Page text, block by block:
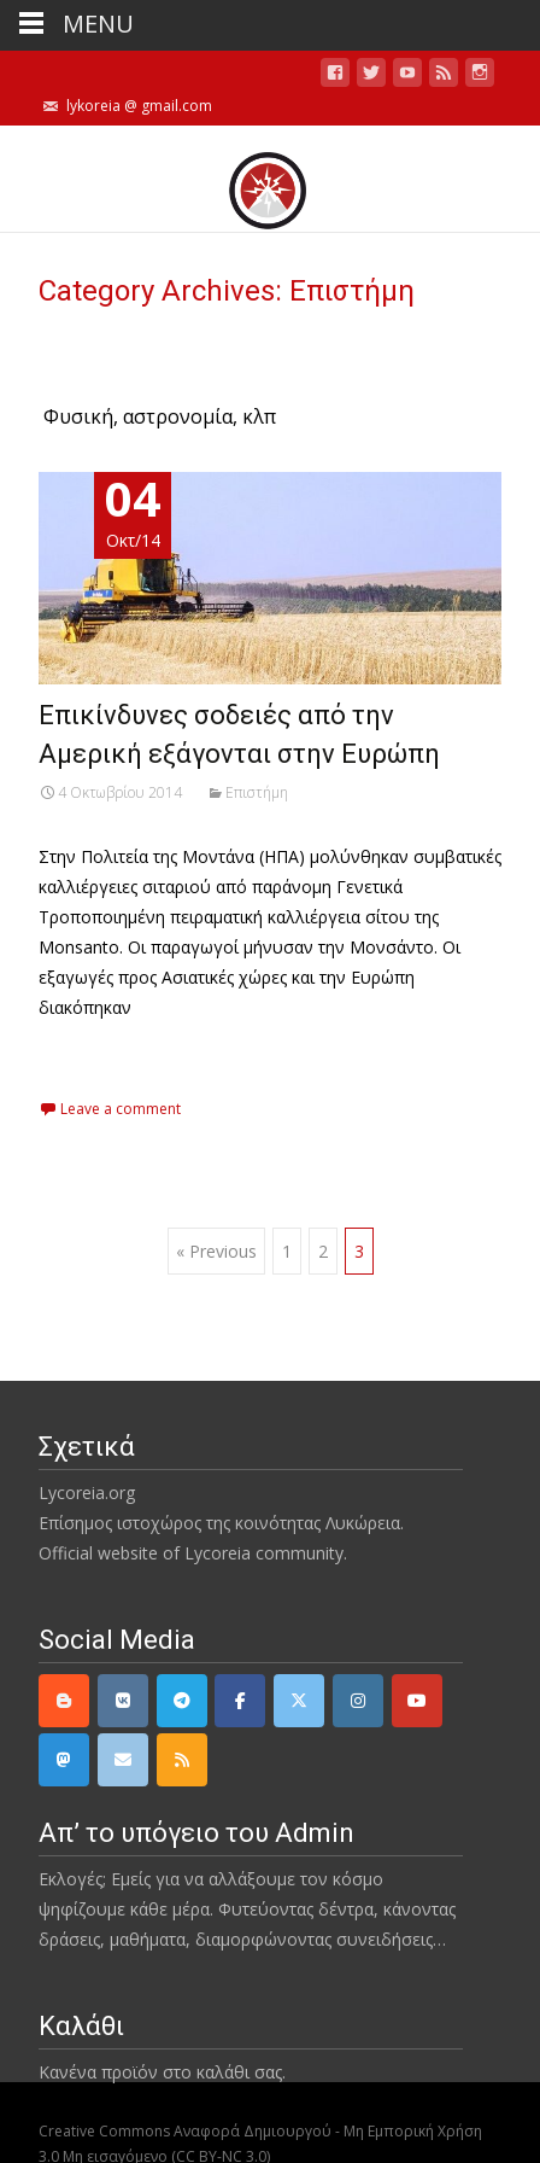
lykoreia @ gmail.com
Category Archives: Επιστήμη
Φυσική, αστρονομία, κλπ
04
Οκτ/14
Επικίνδυνες σοδειές από την
Αμερική εξάγονται στην Ευρώπη
4 Οκτωβρίου 2014 Επιστήμη
Στην Πολιτεία της Μοντάνα (ΗΠΑ) μολύνθηκαν συμβατικές
καλλιέργειες σιταριού από παράνομη Γενετικά
Τροποποιημένη πειραματική καλλιέργεια σίτου της
Monsanto. Οι παραγωγοί μήνυσαν την Μονσάντο. Οι
εξαγωγές προς Ασιατικές χώρες και την Ευρώπη
διακόπηκαν
Leave a comment
Posts« Previous 1 2 3
Σχετικά
Lycoreia.org
Επίσημος ιστοχώρος της κοινότητας Λυκώρεια.
Official website of Lycoreia community.
Social Media
Απ’ το υπόγειο του Admin
Εκλογές; Εμείς για να αλλάξουμε τον κόσμο
ψηφίζουμε κάθε μέρα. Φυτεύοντας δέντρα, κάνοντας
δράσεις, μαθήματα, διαμορφώνοντας συνειδήσεις…
Καλάθι
Κανένα προϊόν στο καλάθι σας.
Creative Commons Αναφορά Δημιουργού - Μη Εμπορική Χρήση
3.0 Μη εισαγόμενο (CC BY-NC 3.0)
MENU